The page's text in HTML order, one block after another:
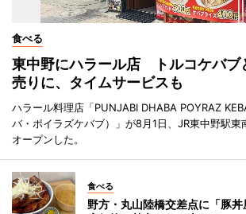
食べる
東中野にハラール店 トルコケバブ
売りに、タイムサービスも
ハラール料理店「PUNJABI DHABA POYRAZ
バ・ポイラズケバブ）」が8月1日、JR東中野駅東
オープンした。
食べる
野方・丸山陸橋交差点に「豚